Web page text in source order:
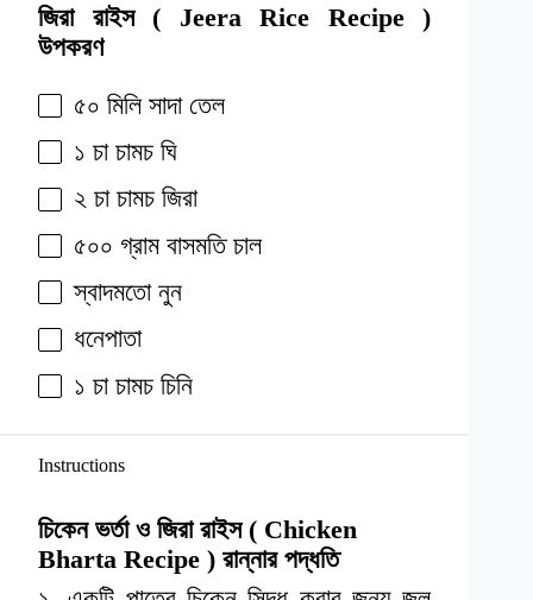
জিরা রাইস ( Jeera Rice Recipe )
উপকরণ
৫০ মিলি সাদা তেল
১ চা চামচ ঘি
২ চা চামচ জিরা
৫০০ গ্রাম বাসমতি চাল
স্বাদমতো নুন
ধনেপাতা
১ চা চামচ চিনি
Instructions
চিকেন ভর্তা ও জিরা রাইস ( Chicken
Bharta Recipe ) রান্নার পদ্ধতি